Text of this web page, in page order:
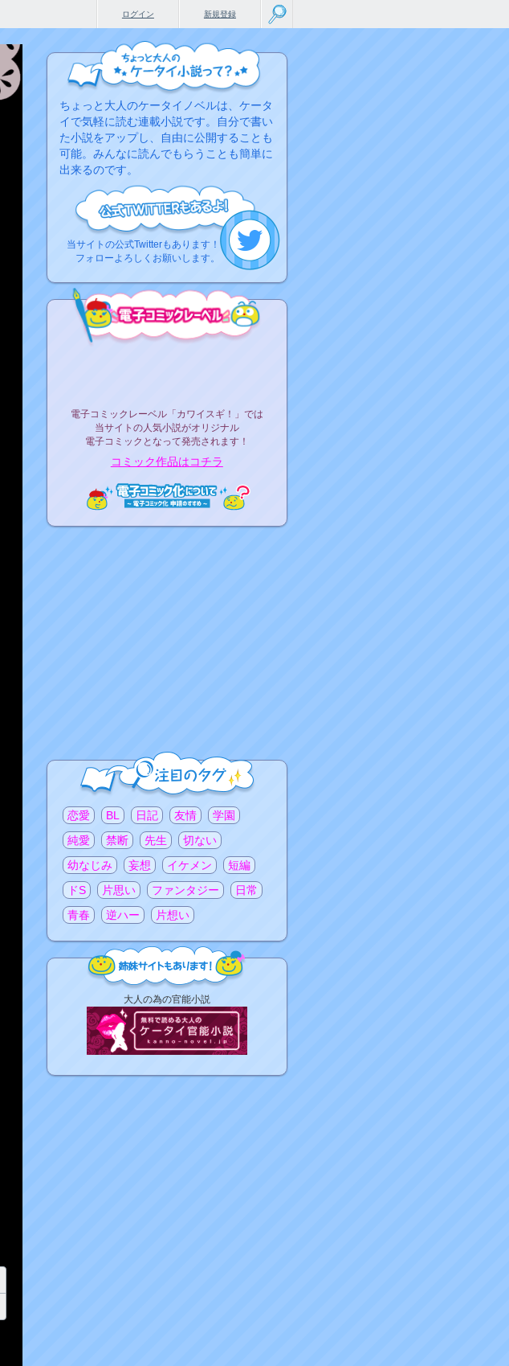
新規登録
ログイン
ちょっと大人のケータイノベルは、ケータ
イで気軽に読む連載小説です。自分で書い
た小説をアップし、自由に公開することも
可能。みんなに読んでもらうことも簡単に
出来るのです。
当サイトの公式Twitterもあります！
フォローよろしくお願いします。
電子コミックレーベル「カワイスギ！」では
当サイトの人気小説がオリジナル
電子コミックとなって発売されます！
コミック作品はコチラ
注目のタグ
恋愛 BL 日記 友情
学園
純愛
禁断 先生
切ない
幼なじみ
妄想 イケメン
短編
ドS
片思い ファンタジー
日常
青春
逆ハー 片想い
リ
大人の為の官能小説